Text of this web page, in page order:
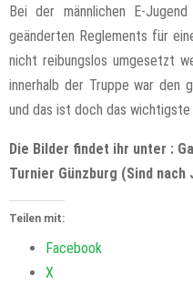
Bei der männlichen E-
geänderten Reglements für
nicht reibungslos umgesetzt
innerhalb der Truppe war den
und das ist doch das wichtigste
Die Bilder findet ihr unter :
Turnier Günzburg (Sind
Teilen mit:
Facebook
X